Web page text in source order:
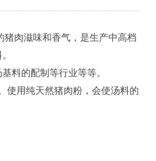
肉滋味和香气，是生产中高档
料的配制等行业等等。
使用纯天然猪肉粉，会使汤料的